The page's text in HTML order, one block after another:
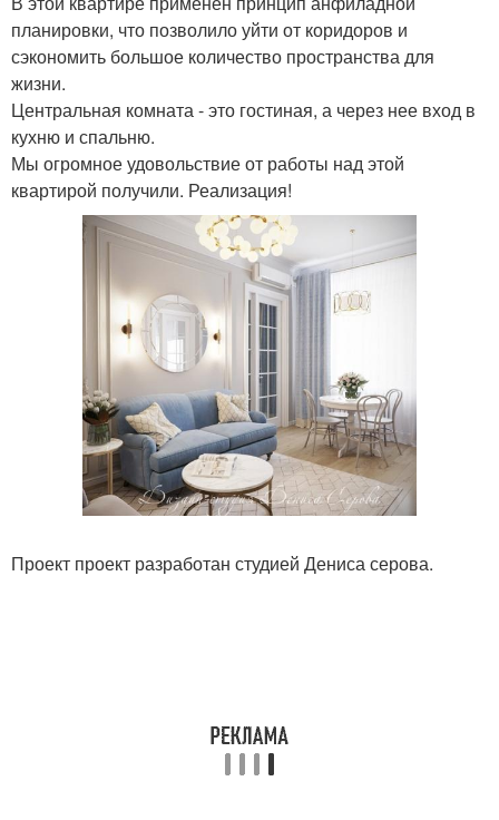
планировки, что позволило уйти от коридоров и
сэкономить большое количество пространства для
жизни.
Центральная комната - это гостиная, а через нее вход в
кухню и спальню.
Мы огромное удовольствие от работы над этой
квартирой получили. Реализация!
Проект проект разработан студией Дениса серова.